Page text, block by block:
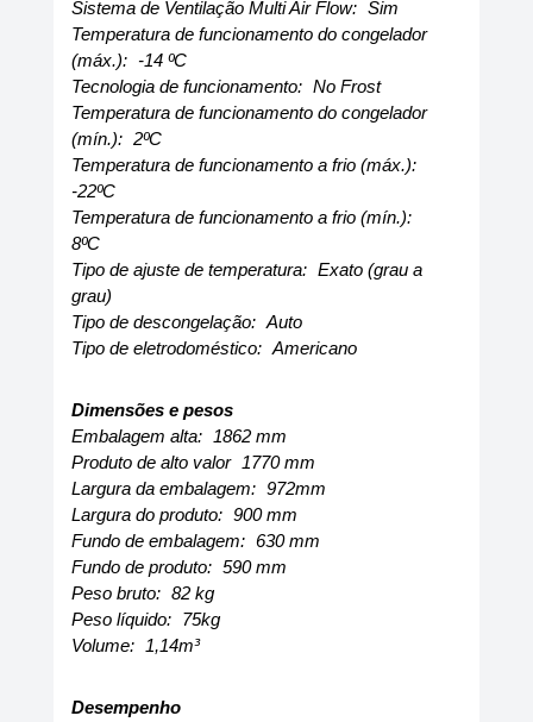
Sistema de Ventilação Multi Air Flow: Sim
Temperatura de funcionamento do congelador
(máx.): -14 ºC
Tecnologia de funcionamento: No Frost
Temperatura de funcionamento do congelador
(mín.): 2ºC
Temperatura de funcionamento a frio (máx.):
-22ºC
Temperatura de funcionamento a frio (mín.):
8ºC
Tipo de ajuste de temperatura: Exato (grau a
grau)
Tipo de descongelação: Auto
Tipo de eletrodoméstico: Americano
Dimensões e pesos
Embalagem alta: 1862 mm
Produto de alto valor 1770 mm
Largura da embalagem: 972mm
Largura do produto: 900 mm
Fundo de embalagem: 630 mm
Fundo de produto: 590 mm
Peso bruto: 82 kg
Peso líquido: 75kg
Volume: 1,14m³
Desempenho